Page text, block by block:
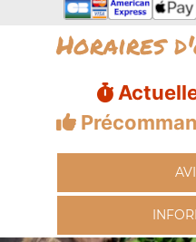
Horaires